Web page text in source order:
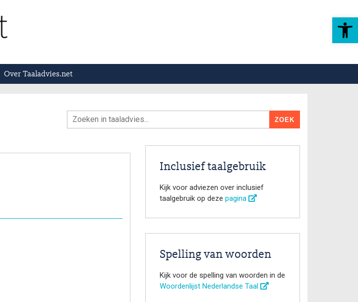
Toolbar openen
Over Taaladvies.net
Inclusief taalgebruik
Kijk voor adviezen over inclusief
taalgebruik op deze pagina
Spelling van woorden
Kijk voor de spelling van woorden in de
Woordenlijst Nederlandse Taal